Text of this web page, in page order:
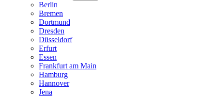
Berlin
Bremen
Dortmund
Dresden
Düsseldorf
Erfurt
Essen
Frankfurt am Main
Hamburg
Hannover
Jena